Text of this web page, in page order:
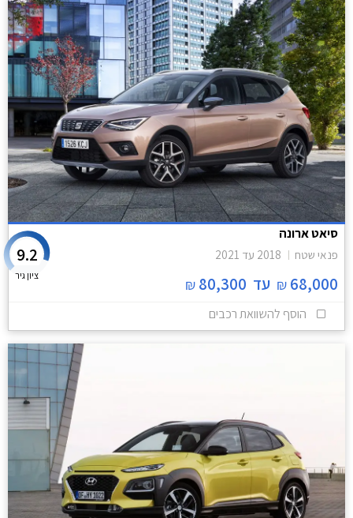
סיאט ארונה
פנאי שטח 2018 עד 2021
68,000
₪ עד 80,300
₪
9.2
ציון גיר
הוסף להשוואת רכבים